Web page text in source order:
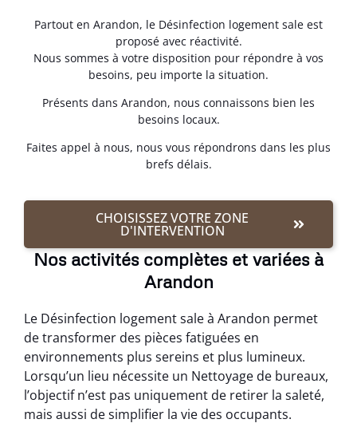
Partout en Arandon, le Désinfection logement sale est
proposé avec réactivité.
Nous sommes à votre disposition pour répondre à vos
besoins, peu importe la situation.
Présents dans Arandon, nous connaissons bien les
besoins locaux.
Faites appel à nous, nous vous répondrons dans les plus
brefs délais.
CHOISISSEZ VOTRE ZONE
D'INTERVENTION
Nos activités complètes et variées à
Arandon
Le Désinfection logement sale à Arandon permet
de transformer des pièces fatiguées en
environnements plus sereins et plus lumineux.
Lorsqu’un lieu nécessite un Nettoyage de bureaux,
l’objectif n’est pas uniquement de retirer la saleté,
mais aussi de simplifier la vie des occupants.